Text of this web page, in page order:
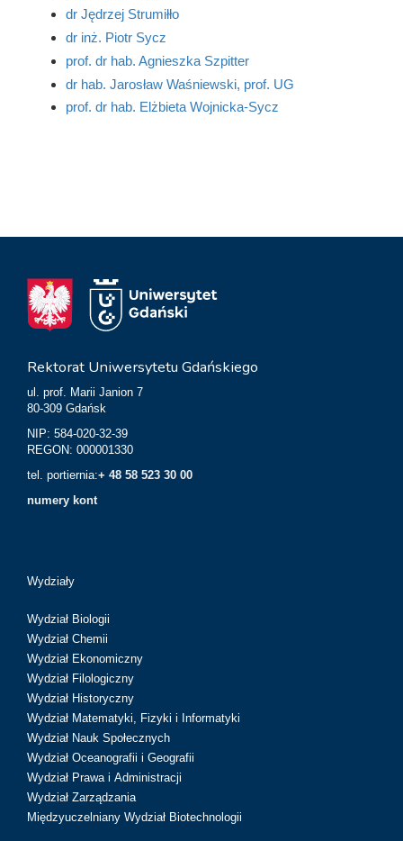
dr Jędrzej Strumiłło
dr inż. Piotr Sycz
prof. dr hab. Agnieszka Szpitter
dr hab. Jarosław Waśniewski, prof. UG
prof. dr hab. Elżbieta Wojnicka-Sycz
Rektorat Uniwersytetu Gdańskiego
ul. prof. Marii Janion 7
80-309 Gdańsk
NIP: 584-020-32-39
REGON: 000001330
tel. portiernia:+ 48 58 523 30 00
numery kont
Wydziały
Wydział Biologii
Wydział Chemii
Wydział Ekonomiczny
Wydział Filologiczny
Wydział Historyczny
Wydział Matematyki, Fizyki i Informatyki
Wydział Nauk Społecznych
Wydział Oceanografii i Geografii
Wydział Prawa i Administracji
Wydział Zarządzania
Międzyuczelniany Wydział Biotechnologii